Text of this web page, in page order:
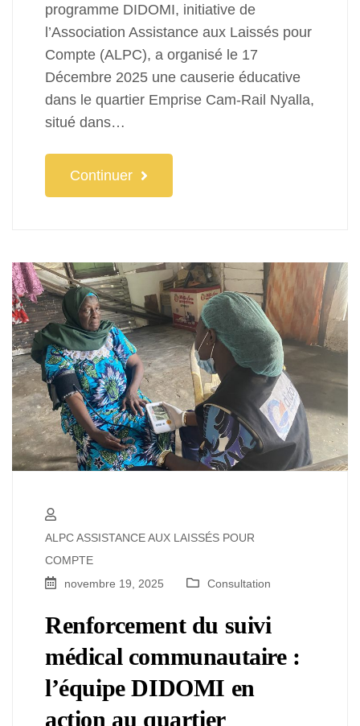
programme DIDOMI, initiative de
l’Association Assistance aux Laissés pour
Compte (ALPC), a organisé le 17
Décembre 2025 une causerie éducative
dans le quartier Emprise Cam-Rail Nyalla,
situé dans…
Continuer
ALPC ASSISTANCE AUX LAISSÉS POUR
COMPTE
novembre 19, 2025
Consultation
Renforcement du suivi
médical communautaire :
l’équipe DIDOMI en
action au quartier